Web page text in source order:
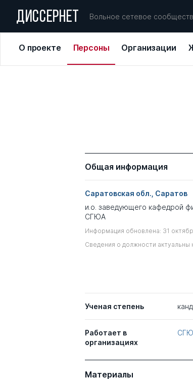
ДИССЕРНЕТ Вольное сетевое
О проекте Персоны Организации
Общая информация
Саратовская обл., Саратов
и.о. заведующего кафедрой
СГЮА
Информация обновлена: 31
Сведения о должности актуальны
Ученая степень
Работает в
организациях
Материалы